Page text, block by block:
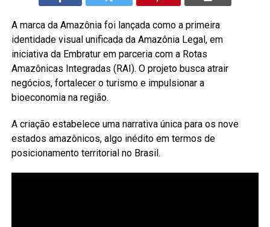
A marca da Amazônia foi lançada como a primeira
identidade visual unificada da Amazônia Legal, em
iniciativa da Embratur em parceria com a Rotas
Amazônicas Integradas (RAI). O projeto busca atrair
negócios, fortalecer o turismo e impulsionar a
bioeconomia na região.
A criação estabelece uma narrativa única para os nove
estados amazônicos, algo inédito em termos de
posicionamento territorial no Brasil.